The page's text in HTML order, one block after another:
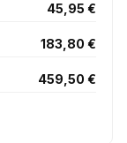
45,95 €
183,80 €
459,50 €